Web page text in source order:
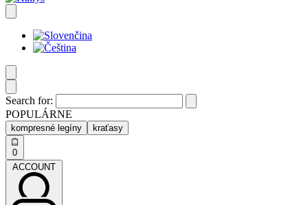
Search for:
POPULÁRNE
kompresné legíny kraťasy
0
ACCOUNT